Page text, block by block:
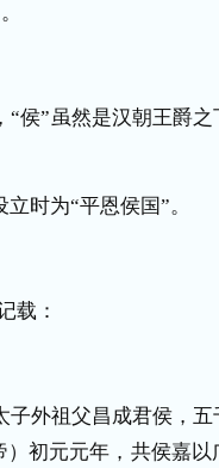
侯”虽然是汉朝王爵
时为“平恩侯国”。
载：
外祖父昌成君侯，
）初元元年，共侯嘉